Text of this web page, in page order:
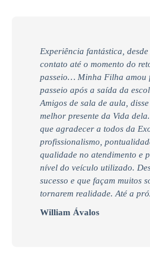
Experiência fantástica,
contato até o momento do
passeio… Minha Filha amou
passeio após a saída da
Amigos de sala de aula,
melhor presente da Vida
que agradecer a todos da
profissionalismo,
qualidade no atendimento e
nível do veículo utilizado.
sucesso e que façam muitos
tornarem realidade. Até a
William Ávalos